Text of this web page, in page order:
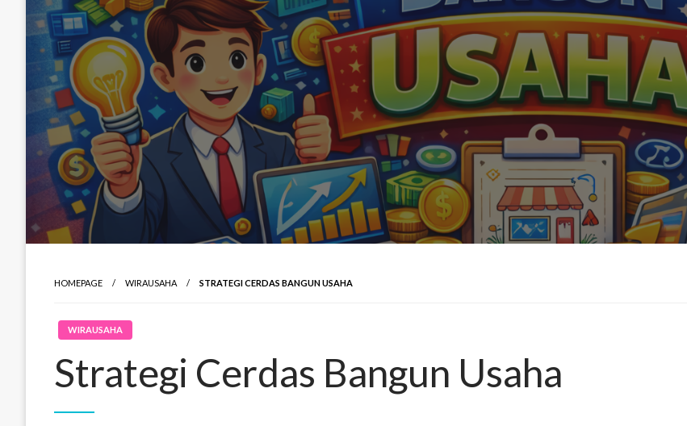
HOMEPAGE WIRAUSAHA STRATEGI CERDAS BANGUN USAHA
WIRAUSAHA
Strategi Cerdas Bangun Usaha